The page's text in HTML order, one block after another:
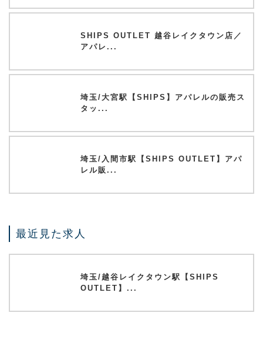
SHIPS OUTLET 越谷レイクタウン店／
アパレ...
埼玉/大宮駅【SHIPS】アパレルの販売ス
タッ...
埼玉/入間市駅【SHIPS OUTLET】アパ
レル販...
最近見た求人
埼玉/越谷レイクタウン駅【SHIPS
OUTLET】...